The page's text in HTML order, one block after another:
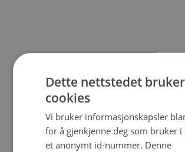
Dette nettstedet bruker
cookies
Vi bruker informasjonskapsler
for å gjenkjenne deg som bruker
et anonymt id-nummer. Denne